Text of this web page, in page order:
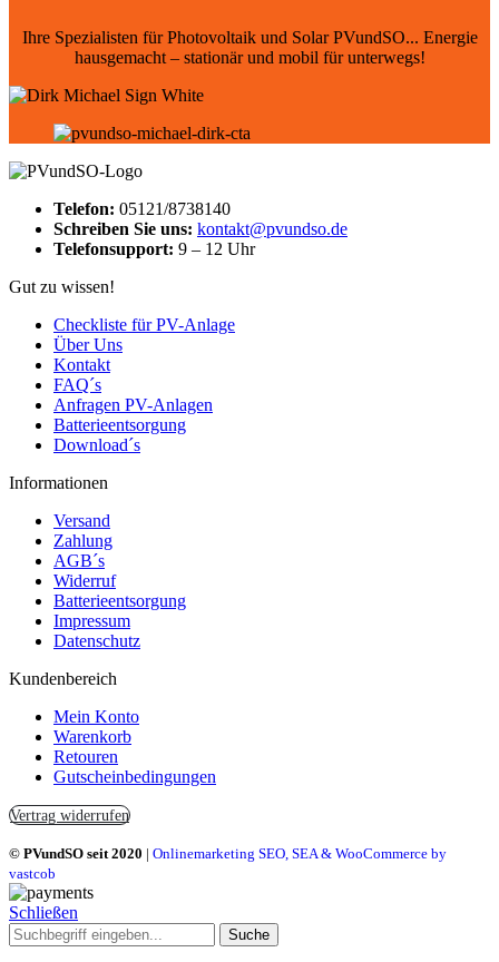
Ihre Spezialisten für Photovoltaik und Solar PVundSO... Energie
hausgemacht – stationär und mobil für unterwegs!
Telefon: 05121/8738140
Schreiben Sie uns: kontakt@pvundso.de
Telefonsupport: 9 – 12 Uhr
Gut zu wissen!
Checkliste für PV-Anlage
Über Uns
Kontakt
FAQ´s
Anfragen PV-Anlagen
Batterieentsorgung
Download´s
Informationen
Versand
Zahlung
AGB´s
Widerruf
Batterieentsorgung
Impressum
Datenschutz
Kundenbereich
Mein Konto
Warenkorb
Retouren
Gutscheinbedingungen
Vertrag widerrufen
© PVundSO seit 2020 | Onlinemarketing SEO, SEA & WooCommerce by
vastcob
Schließen
Suche